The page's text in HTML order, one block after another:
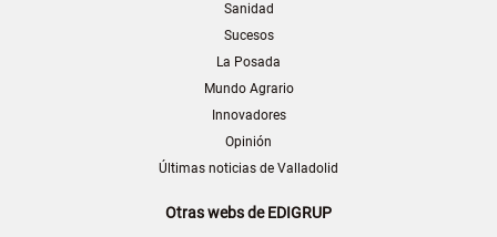
Sanidad
Sucesos
La Posada
Mundo Agrario
Innovadores
Opinión
Últimas noticias de Valladolid
Otras webs de EDIGRUP